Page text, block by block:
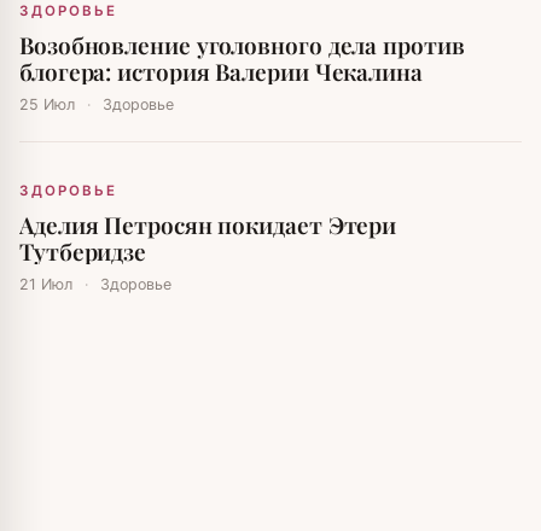
ЗДОРОВЬЕ
Возобновление уголовного дела против
блогера: история Валерии Чекалина
25 Июл · Здоровье
ЗДОРОВЬЕ
Аделия Петросян покидает Этери
Тутберидзе
21 Июл · Здоровье